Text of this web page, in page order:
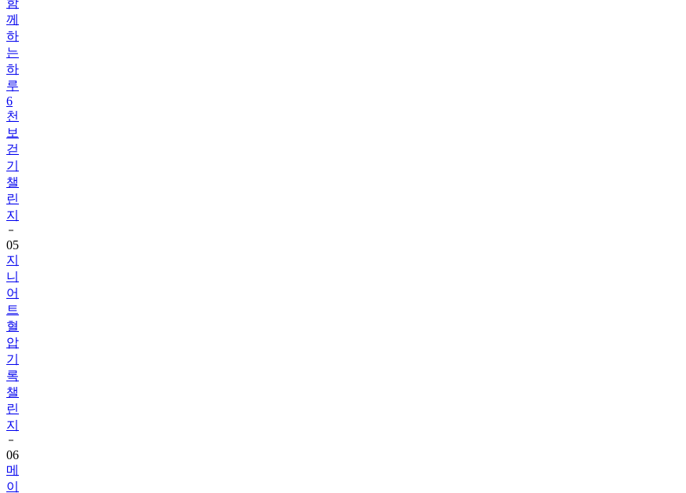
하
는
하
루
6
천
보
걷
기
챌
린
지
05
지
니
어
트
혈
압
기
록
챌
린
지
06
메
이
퓨